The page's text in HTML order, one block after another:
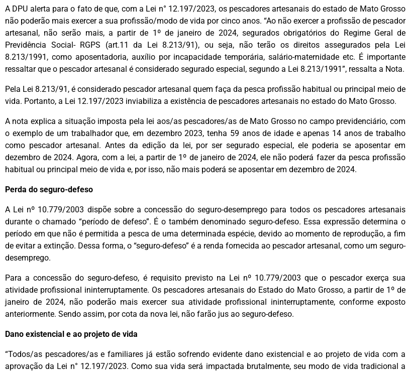
A DPU alerta para o fato de que, com a Lei n° 12.197/2023, os pescadores artesanais do estado de Mato Grosso
não poderão mais exercer a sua profissão/modo de vida por cinco anos. “Ao não exercer a profissão de pescador
artesanal, não serão mais, a partir de 1º de janeiro de 2024, segurados obrigatórios do Regime Geral de
Previdência Social- RGPS (art.11 da Lei 8.213/91), ou seja, não terão os direitos assegurados pela Lei
8.213/1991, como aposentadoria, auxílio por incapacidade temporária, salário-maternidade etc. É importante
ressaltar que o pescador artesanal é considerado segurado especial, segundo a Lei 8.213/1991”, ressalta a Nota.
Pela Lei 8.213/91, é considerado pescador artesanal quem faça da pesca profissão habitual ou principal meio de
vida. Portanto, a Lei 12.197/2023 inviabiliza a existência de pescadores artesanais no estado do Mato Grosso.
A nota explica a situação imposta pela lei aos/as pescadores/as de Mato Grosso no campo previdenciário, com
o exemplo de um trabalhador que, em dezembro 2023, tenha 59 anos de idade e apenas 14 anos de trabalho
como pescador artesanal. Antes da edição da lei, por ser segurado especial, ele poderia se aposentar em
dezembro de 2024. Agora, com a lei, a partir de 1º de janeiro de 2024, ele não poderá fazer da pesca profissão
habitual ou principal meio de vida e, por isso, não mais poderá se aposentar em dezembro de 2024.
Perda do seguro-defeso
A Lei nº 10.779/2003 dispõe sobre a concessão do seguro-desemprego para todos os pescadores artesanais
durante o chamado “período de defeso”. É o também denominado seguro-defeso. Essa expressão determina o
período em que não é permitida a pesca de uma determinada espécie, devido ao momento de reprodução, a fim
de evitar a extinção. Dessa forma, o “seguro-defeso” é a renda fornecida ao pescador artesanal, como um seguro-
desemprego.
Para a concessão do seguro-defeso, é requisito previsto na Lei nº 10.779/2003 que o pescador exerça sua
atividade profissional ininterruptamente. Os pescadores artesanais do Estado do Mato Grosso, a partir de 1º de
janeiro de 2024, não poderão mais exercer sua atividade profissional ininterruptamente, conforme exposto
anteriormente. Sendo assim, por cota da nova lei, não farão jus ao seguro-defeso.
Dano existencial e ao projeto de vida
“Todos/as pescadores/as e familiares já estão sofrendo evidente dano existencial e ao projeto de vida com a
aprovação da Lei n° 12.197/2023. Como sua vida será impactada brutalmente, seu modo de vida tradicional a